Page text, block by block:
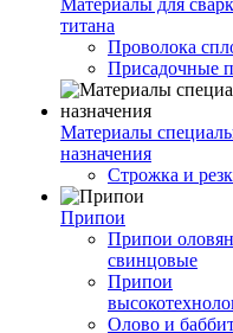
Материалы для
титана
Проволока
Присадочные
Материалы
назначения
Строжка и
Припои
Припои
свинцовые
Припои
Олово и